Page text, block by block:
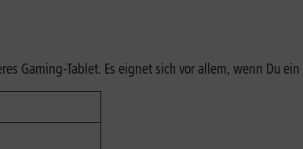
Gaming-Tablet. Es eignet sich vor allem, wenn Du ein